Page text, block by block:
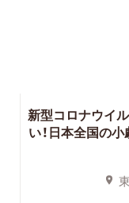
新型コロナウイ
い！日本全国の小